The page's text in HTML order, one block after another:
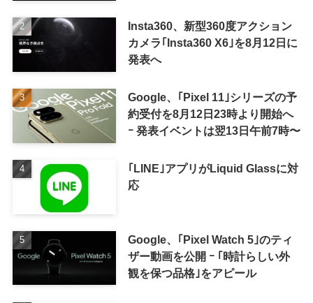
Insta360、新型360度アクション
カメラ｢Insta360 X6｣を8月12日に
発表へ
Google、｢Pixel 11｣シリーズの予
約受付を8月12日23時より開始へ
ｰ 発表イベントは翌13日午前7時〜
｢LINE｣アプリがLiquid Glassに対
応
Google、｢Pixel Watch 5｣のティ
ザー動画を公開 ｰ ｢時計らしい外
観を保つ品格｣をアピール